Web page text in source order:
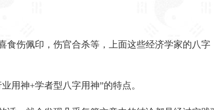
食伤佩印，伤官合杀等，上面这些经济学家的八字
用神+学者型八字用神”的特点。